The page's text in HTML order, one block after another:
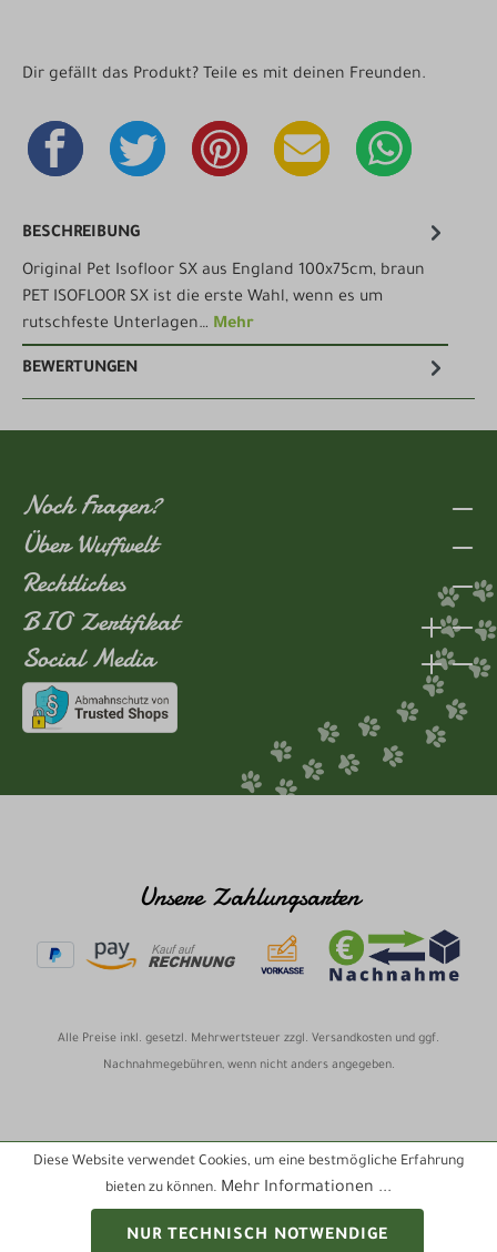
Dir gefällt das Produkt? Teile es mit deinen Freunden.
BESCHREIBUNG
Original Pet Isofloor SX aus England 100x75cm, braun
PET ISOFLOOR SX ist die erste Wahl, wenn es um
rutschfeste Unterlagen… Mehr
BEWERTUNGEN
Noch Fragen?
Über Wuffwelt
Rechtliches
BIO Zertifikat
Social Media
Unsere Zahlungsarten
Alle Preise inkl. gesetzl. Mehrwertsteuer zzgl. Versandkosten und ggf.
Nachnahmegebühren, wenn nicht anders angegeben.
Diese Website verwendet Cookies, um eine bestmögliche Erfahrung
bieten zu können. Mehr Informationen ...
NUR TECHNISCH NOTWENDIGE